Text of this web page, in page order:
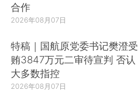
合作
2026年08月07日
特稿｜国航原党委书记樊澄受
贿3847万元二审待宣判 否认
大多数指控
2026年08月07日